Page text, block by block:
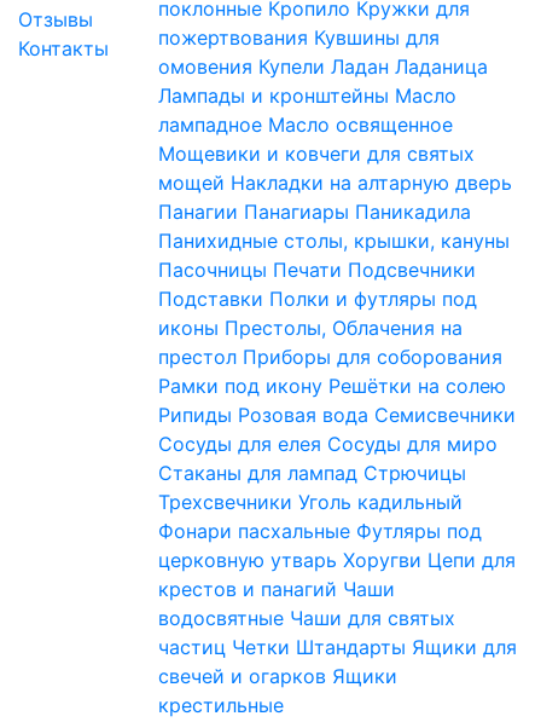
Отзывы
Контакты
поклонные Кропило Кружки для
пожертвования Кувшины для
омовения Купели Ладан Ладаница
Лампады и кронштейны Масло
лампадное Масло освященное
Мощевики и ковчеги для святых
мощей Накладки на алтарную дверь
Панагии Панагиары Паникадила
Панихидные столы, крышки, кануны
Пасочницы Печати Подсвечники
Подставки Полки и футляры под
иконы Престолы, Облачения на
престол Приборы для соборования
Рамки под икону Решётки на солею
Рипиды Розовая вода Семисвечники
Сосуды для елея Сосуды для миро
Стаканы для лампад Стрючицы
Трехсвечники Уголь кадильный
Фонари пасхальные Футляры под
церковную утварь Хоругви Цепи для
крестов и панагий Чаши
водосвятные Чаши для святых
частиц Четки Штандарты Ящики для
свечей и огарков Ящики
крестильные